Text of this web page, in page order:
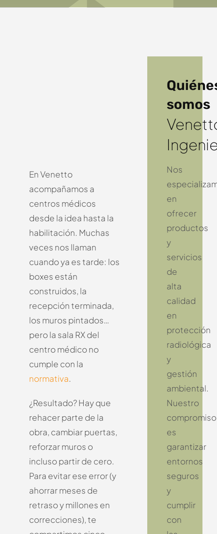
En Venetto
acompañamos a
centros médicos
desde la idea hasta la
habilitación. Muchas
veces nos llaman
cuando ya es tarde: los
boxes están
construidos, la
recepción terminada,
los muros pintados…
pero la sala RX del
centro médico no
cumple con la
normativa.
¿Resultado?Hay que
rehacer parte de la
obra, cambiar puertas,
reforzar muros o
incluso partir de cero.
Para evitar ese error (y
ahorrar meses de
retraso y millones en
correcciones), te
somos
Nos
en
ofrecer
productos
y
servicios
de
alta
calidad
en
protección
radiológica
y
gestión
ambiental.
Nuestro
compromiso
es
garantizar
entornos
seguros
y
cumplir
con